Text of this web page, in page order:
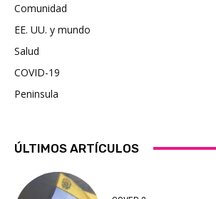
Comunidad
EE. UU. y mundo
Salud
COVID-19
Peninsula
ÚLTIMOS ARTÍCULOS